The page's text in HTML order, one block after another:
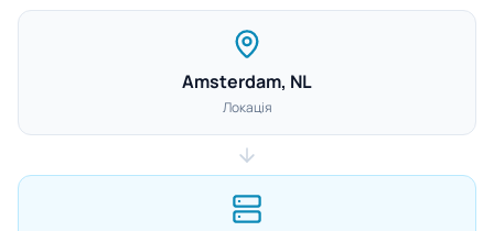
Amsterdam, NL
Локація